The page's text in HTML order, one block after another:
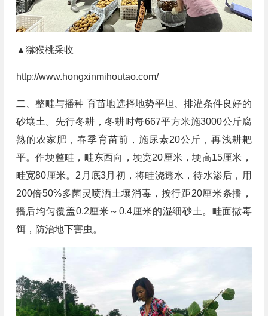
▲猕猴桃采收
http://www.hongxinmihoutao.com/
二、整畦与播种 育苗地选择地势平坦、排灌条件良好的
砂壤土。先行冬耕，冬耕时每667平方米施3000公斤腐
熟的农家肥，春季育苗前，施尿素20公斤，再浅耕耙
平。作埂整畦，畦东西向，埂宽20厘米，埂高15厘米，
畦宽80厘米。2月底3月初，将畦浇透水，待水渗后，用
200倍50%多菌灵喷洒土壤消毒，按行距20厘米条播，
播后均匀覆盖0.2厘米～0.4厘米的湿细砂土。畦面撒毒
饵，防治地下害虫。